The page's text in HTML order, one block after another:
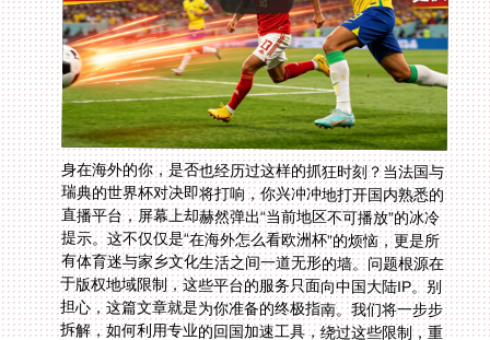
身在海外的你，是否也经历过这样的抓狂时刻？当法国与
瑞典的世界杯对决即将打响，你兴冲冲地打开国内熟悉的
直播平台，屏幕上却赫然弹出“当前地区不可播放”的冰冷
提示。这不仅仅是“在海外怎么看欧洲杯”的烦恼，更是所
有体育迷与家乡文化生活之间一道无形的墙。问题根源在
于版权地域限制，这些平台的服务只面向中国大陆IP。别
担心，这篇文章就是为你准备的终极指南。我们将一步步
拆解，如何利用专业的回国加速工具，绕过这些限制，重
新畅享国内各大平台的中文赛事直播与精彩内容。接下